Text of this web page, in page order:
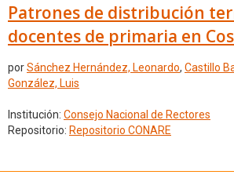
Patrones de distribución
docentes de primaria en
porSánchez Hernández, Leonardo, Castillo
González, Luis
Institución: Consejo Nacional de Rectores
Repositorio: Repositorio CONARE